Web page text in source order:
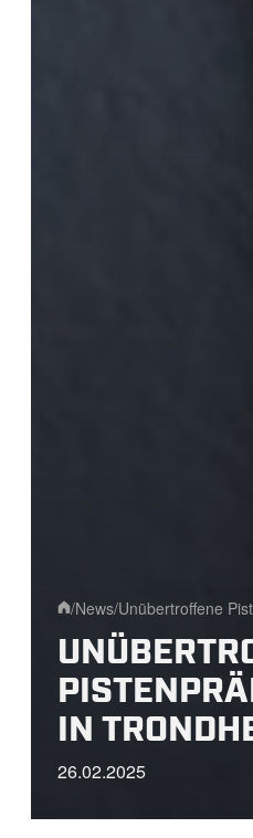
/News/Unübertroffene
IN
26.02.2025